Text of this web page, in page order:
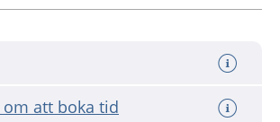
om att boka tid